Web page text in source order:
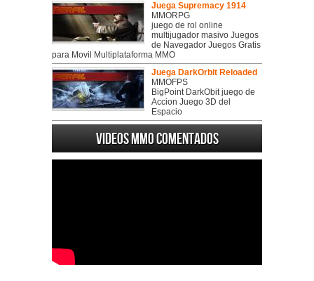
Juega Supremacy 1914
MMORPG
juego de rol online
multijugador masivo Juegos
de Navegador Juegos Gratis
para Movil Multiplataforma MMO
Juega DarkOrbit Reloaded
MMOFPS
BigPoint DarkObit juego de
Accion Juego 3D del
Espacio
Videos MMO Comentados